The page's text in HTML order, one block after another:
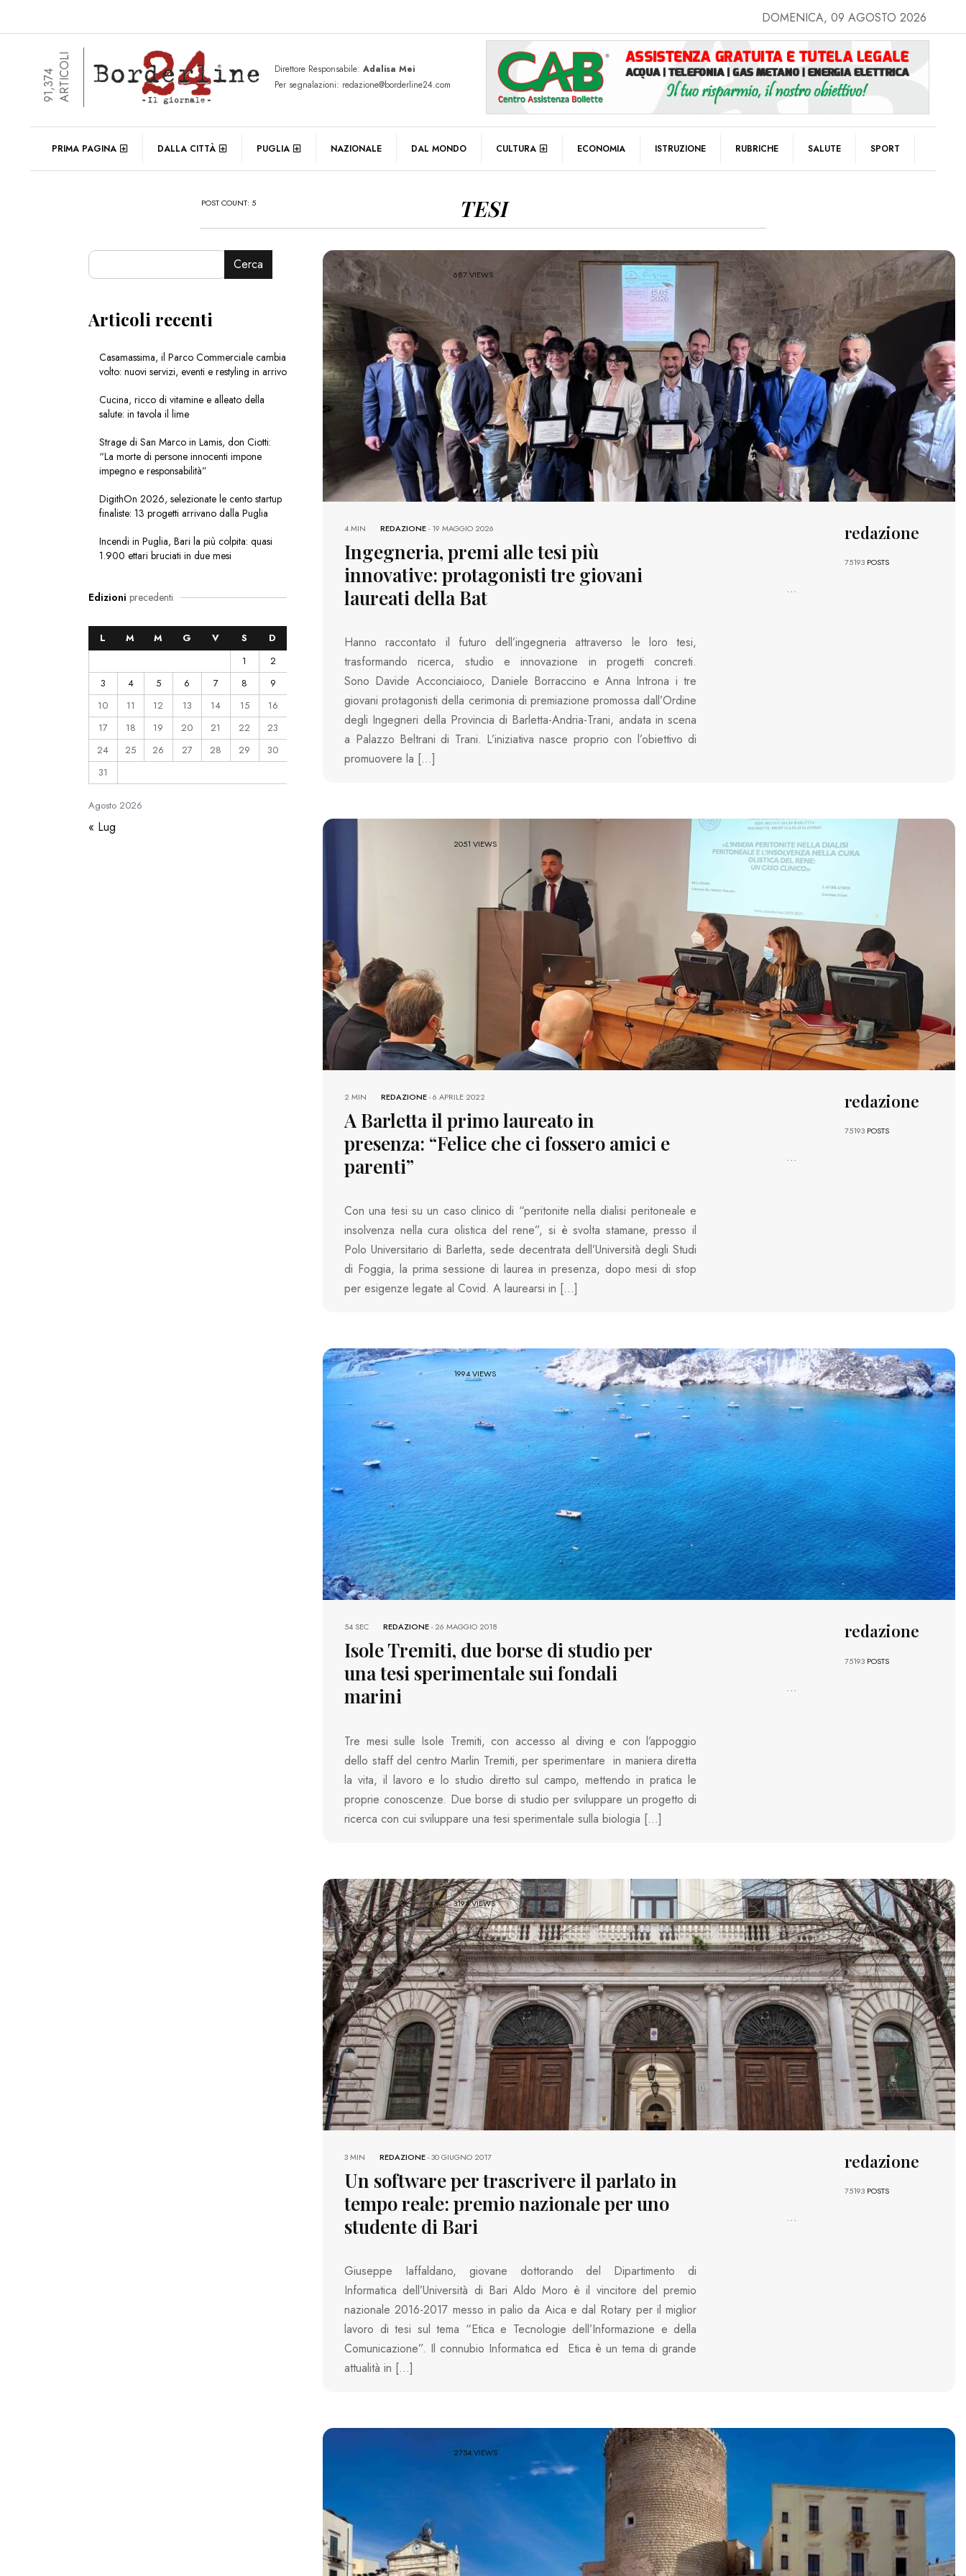
DOMENICA, 09 AGOSTO 2026
91,374ARTICOLI Direttore Responsabile: Adalisa Mei
Per segnalazioni: redazione@borderline24.com
PRIMA PAGINA DALLA CITTÀ PUGLIA NAZIONALE DAL MONDO CULTURA ECONOMIA ISTRUZIONE RUBRICHE SALUTE SPORT
POST COUNT: 5 TESI
687 VIEWS
REDAZIONE-19 MAGGIO 2026
4 MIN
Ingegneria, premi alle tesi più
innovative: protagonisti tre giovani
laureati della Bat
Hanno raccontato il futuro dell’ingegneria attraverso le loro tesi,
trasformando ricerca, studio e innovazione in progetti concreti.
Sono Davide Acconciaioco, Daniele Borraccino e Anna Introna i tre
giovani protagonisti della cerimonia di premiazione promossa dall’Ordine
degli Ingegneri della Provincia di Barletta-Andria-Trani, andata in scena
a Palazzo Beltrani di Trani. L’iniziativa nasce proprio con l’obiettivo di
promuovere la […]
redazione
75193 POSTS
...
2051 VIEWS
REDAZIONE-6 APRILE 2022
2 MIN
A Barletta il primo laureato in
presenza: “Felice che ci fossero amici e
parenti”
Con una tesi su un caso clinico di “peritonite nella dialisi peritoneale e
insolvenza nella cura olistica del rene”, si è svolta stamane, presso il
Polo Universitario di Barletta, sede decentrata dell’Università degli Studi
di Foggia, la prima sessione di laurea in presenza, dopo mesi di stop
per esigenze legate al Covid. A laurearsi in […]
redazione
75193 POSTS
...
1994 VIEWS
REDAZIONE-26 MAGGIO 2018
54 SEC
Isole Tremiti, due borse di studio per
una tesi sperimentale sui fondali
marini
Tre mesi sulle Isole Tremiti, con accesso al diving e con l’appoggio
dello staff del centro Marlin Tremiti, per sperimentare in maniera diretta
la vita, il lavoro e lo studio diretto sul campo, mettendo in pratica le
proprie conoscenze. Due borse di studio per sviluppare un progetto di
ricerca con cui sviluppare una tesi sperimentale sulla biologia […]
redazione
75193 POSTS
...
3194 VIEWS
REDAZIONE-30 GIUGNO 2017
3 MIN
Un software per trascrivere il parlato in
tempo reale: premio nazionale per uno
studente di Bari
Giuseppe Iaffaldano, giovane dottorando del Dipartimento di
Informatica dell’Università di Bari Aldo Moro è il vincitore del premio
nazionale 2016-2017 messo in palio da Aica e dal Rotary per il miglior
lavoro di tesi sul tema “Etica e Tecnologie dell’Informazione e della
Comunicazione”. Il connubio Informatica ed Etica è un tema di grande
attualità in […]
redazione
75193 POSTS
...
2754 VIEWS
Cerca
Articoli recenti
Casamassima, il Parco Commerciale cambia
volto: nuovi servizi, eventi e restyling in arrivo
Cucina, ricco di vitamine e alleato della
salute: in tavola il lime
Strage di San Marco in Lamis, don Ciotti:
“La morte di persone innocenti impone
impegno e responsabilità”
DigithOn 2026, selezionate le cento startup
finaliste: 13 progetti arrivano dalla Puglia
Incendi in Puglia, Bari la più colpita: quasi
1.900 ettari bruciati in due mesi
Edizioni precedenti
Agosto2026
L M M G V S
D
1
2
3
4 5 6 7 8
9
10
11 12 13 14 15
16
17
18 19 20 21 22
23
24
25 26 27 28 29
30
31
« Lug